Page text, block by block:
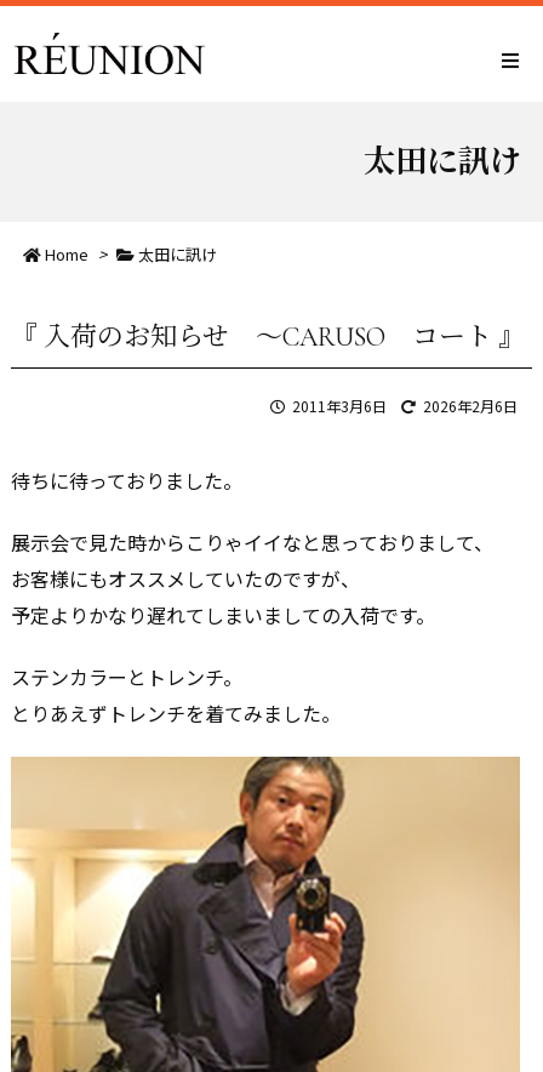
太田に訊け
Home > 太田に訊け
『 入荷のお知らせ ～CARUSO コート 』
2011年3月6日 2026年2月6日
待ちに待っておりました。
展示会で見た時からこりゃイイなと思っておりまして、
お客様にもオススメしていたのですが、
予定よりかなり遅れてしまいましての入荷です。
ステンカラーとトレンチ。
とりあえずトレンチを着てみました。